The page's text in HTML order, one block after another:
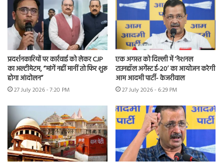
प्रदर्शनकारियों पर कार्रवाई को लेकर CJP
का अल्टीमेटम, “मांगें नहीं मानीं तो फिर शुरू
होगा आंदोलन”
27 July 2026 - 7:20 PM
एक अगस्त को दिल्ली में ‘नेशनल
टाउनहॉल अगेंस्ट ई-20’ का आयोजन करेगी
आम आदमी पार्टी- केजरीवाल
27 July 2026 - 6:29 PM